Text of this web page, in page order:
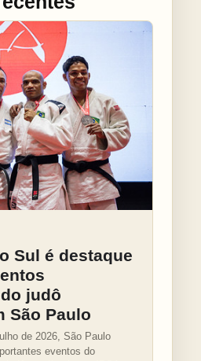
Sul é destaque
judô
São Paulo
de 2026, São Paulo
eventos do